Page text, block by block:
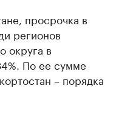
просрочка в
регионов
округа в
По ее сумме
– порядка